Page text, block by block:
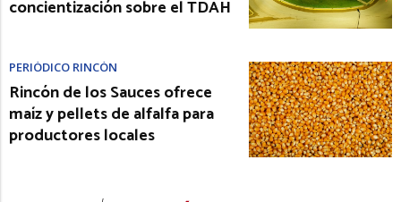
concientización sobre el TDAH
PERIÓDICO RINCÓN
Rincón de los Sauces ofrece
maíz y pellets de alfalfa para
productores locales